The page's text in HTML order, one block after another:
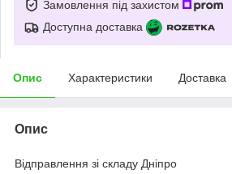
Замовлення під захистом
Доступна доставка
Опис Характеристики Доставка
Опис
Відправлення зі складу Дніпро